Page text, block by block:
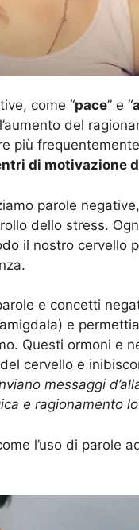
come “pace” e “
del
più
di motivazione
parole
dello stress.
il nostro cervello
e concetti
e
Questi ormoni e
cervello e
messaggi
e ragionamento
l’uso di parole